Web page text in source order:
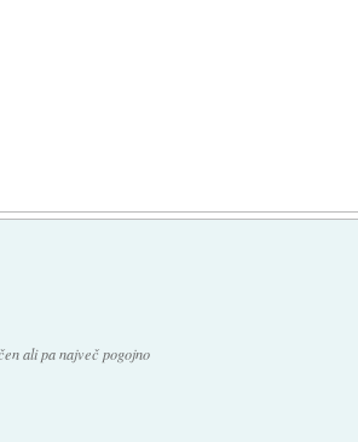
ali pa največ pogojno